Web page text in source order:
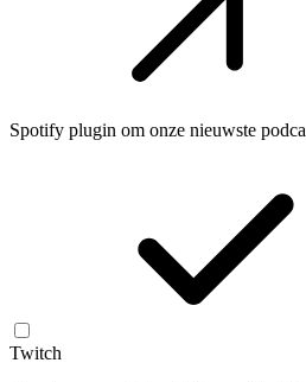
Spotify plugin om onze nieuwste
Twitch